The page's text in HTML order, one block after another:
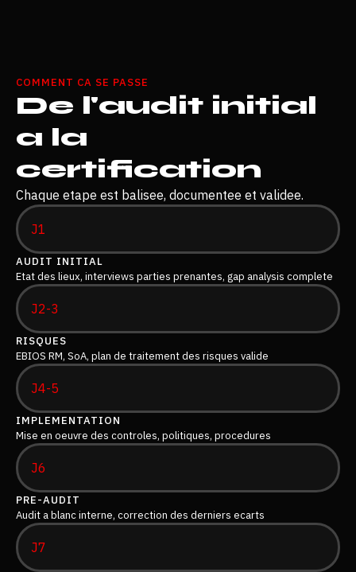
COMMENT CA SE PASSE
De l'audit initial
a la
certification
Chaque etape est balisee, documentee et validee.
J1
AUDIT INITIAL
Etat des lieux, interviews parties prenantes, gap analysis complete
J2-3
RISQUES
EBIOS RM, SoA, plan de traitement des risques valide
J4-5
IMPLEMENTATION
Mise en oeuvre des controles, politiques, procedures
J6
PRE-AUDIT
Audit a blanc interne, correction des derniers ecarts
J7